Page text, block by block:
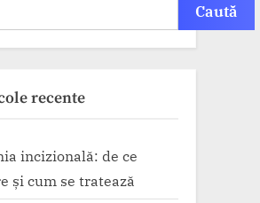
Caută
recente
incizională: de ce
și cum se tratează